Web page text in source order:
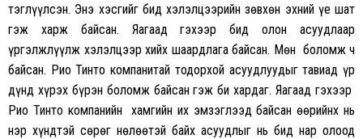
тэглүүлсэн. Энэ хэсгийг бид хэлэлцээрийн зөвхөн эхний үе шат
гэж харж байсан. Яагаад гэхээр бид олон асуудлаар
үргэлжлүүлж хэлэлцээр хийх шаардлага байсан. Мөн боломж ч
байсан. Рио Тинто компанитай тодорхой асуудлуудыг тавиад үр
дүнд хүрэх бүрэн боломж байсан гэж би хардаг. Яагаад гэхээр
Рио Тинто компанийн хамгийн их эмзэглээд байсан өөрийнх нь
нэр хүндтэй сөрөг нөлөөтэй байх асуудлыг нь бид нар олоод